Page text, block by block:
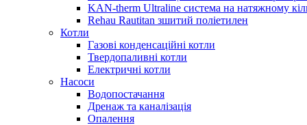
KAN-therm Ultraline система на натяжному
Rehau Rautitan зшитий поліетилен
Котли
Газові конденсаційні котли
Твердопаливні котли
Електричні котли
Насоси
Водопостачання
Дренаж та каналізація
Опалення